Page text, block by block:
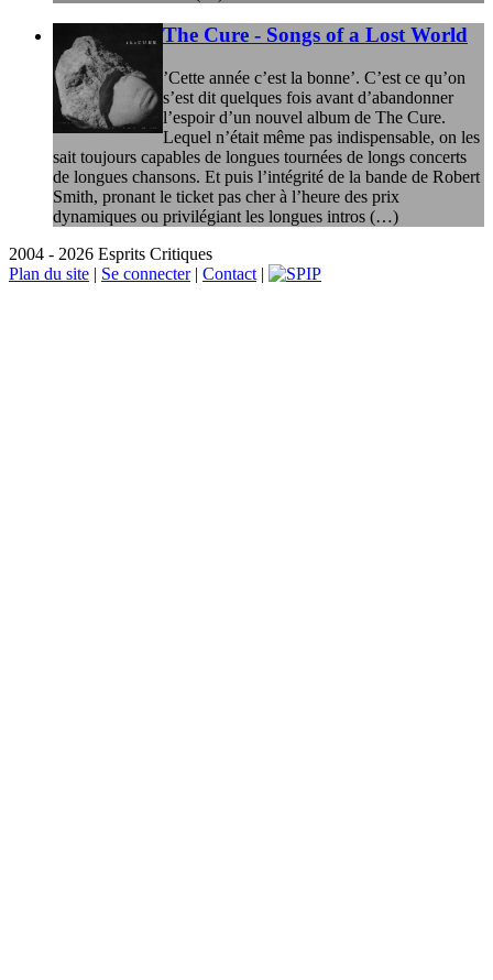
The Cure - Songs of a Lost World
’Cette année c’est la bonne’. C’est ce qu’on
s’est dit quelques fois avant d’abandonner
l’espoir d’un nouvel album de The Cure.
Lequel n’était même pas indispensable, on les
sait toujours capables de longues tournées de longs concerts
de longues chansons. Et puis l’intégrité de la bande de Robert
Smith, pronant le ticket pas cher à l’heure des prix
dynamiques ou privilégiant les longues intros (…)
2004 - 2026 Esprits Critiques
Plan du site | Se connecter| Contact |